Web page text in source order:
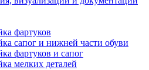
фартуков
сапог и нижней части обуви
фартуков и сапог
мелких деталей